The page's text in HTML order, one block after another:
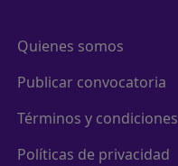
Quienes somos
Publicar convocatoria
Términos y condiciones
Políticas de privacidad